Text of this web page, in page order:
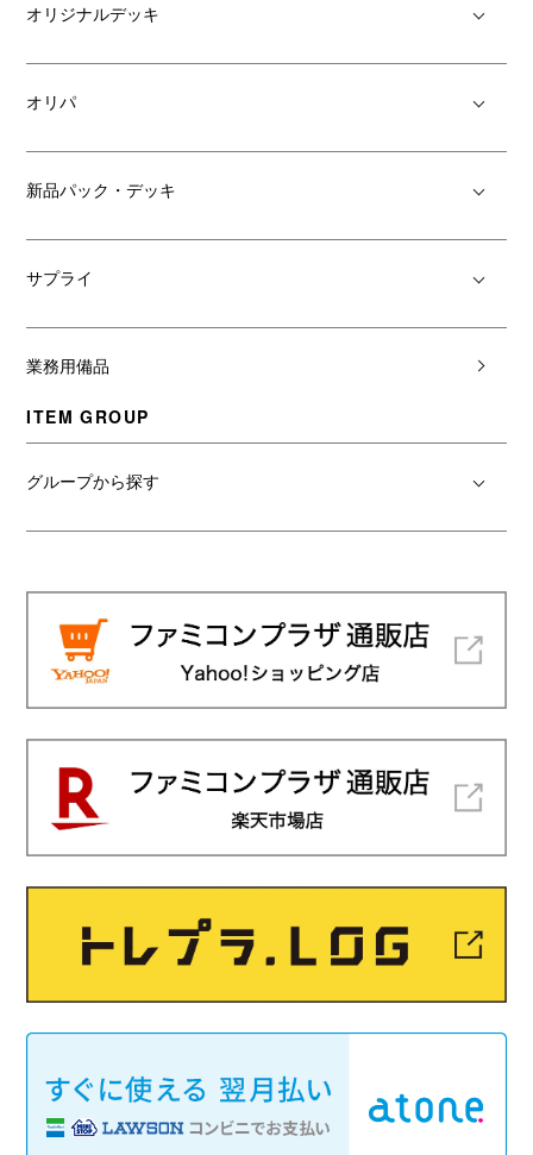
オリジナルデッキ
オリパ
新品パック・デッキ
サプライ
業務用備品
ITEM GROUP
グループから探す